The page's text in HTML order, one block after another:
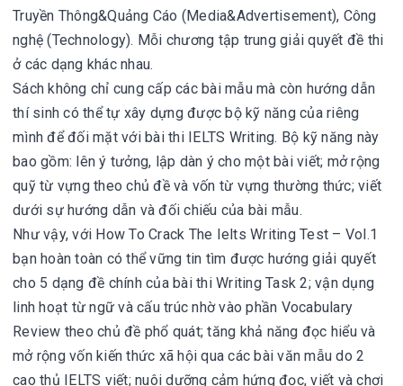
Truyền Thông&Quảng Cáo (Media&Advertisement), Công
nghệ (Technology). Mỗi chương tập trung giải quyết đề thi
ở các dạng khác nhau.
Sách không chỉ cung cấp các bài mẫu mà còn hướng dẫn
thí sinh có thể tự xây dựng được bộ kỹ năng của riêng
mình để đối mặt với bài thi IELTS Writing. Bộ kỹ năng này
bao gồm: lên ý tưởng, lập dàn ý cho một bài viết; mở rộng
quỹ từ vựng theo chủ đề và vốn từ vựng thường thức; viết
dưới sự hướng dẫn và đối chiếu của bài mẫu.
Như vậy, với How To Crack The Ielts Writing Test – Vol.1
bạn hoàn toàn có thể vững tin tìm được hướng giải quyết
cho 5 dạng đề chính của bài thi Writing Task 2; vận dụng
linh hoạt từ ngữ và cấu trúc nhờ vào phần Vocabulary
Review theo chủ đề phổ quát; tăng khả năng đọc hiểu và
mở rộng vốn kiến thức xã hội qua các bài văn mẫu do 2
cao thủ IELTS viết; nuôi dưỡng cảm hứng đọc, viết và chơi